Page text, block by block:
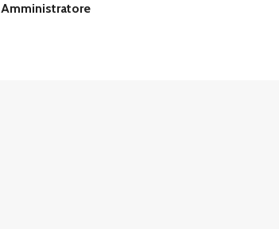
Amministratore